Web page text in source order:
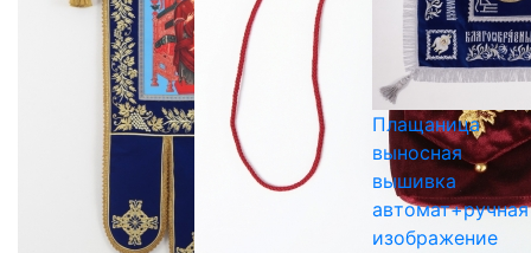
Плащаница
выносная
вышивка
автомат+ручная
изображение